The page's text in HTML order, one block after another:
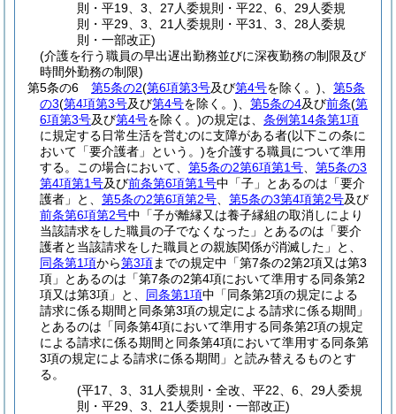
則・平19、3、27人委規則・平22、6、29人委規
則・平29、3、21人委規則・平31、3、28人委規
則・一部改正)
(介護を行う職員の早出遅出勤務並びに深夜勤務の制限及び
時間外勤務の制限)
第5条の6
第5条の2(第6項第3号及び第4号を除く。)
第5条
の3(第4項第3号及び第4号を除く。) 第5条の4及び前条(第
6項第3号及び第4号を除く。)の規定は、 条例第14条第1項
に規定する日常生活を営むのに支障がある者(以下この条に
おいて「要介護者」という。)を介護する職員について準用
する。
この場合において、 第5条の2第6項第1号
第5条の3
第4項第1号及び前条第6項第1号中「子」とあるのは「要介
護者」と、 第5条の2第6項第2号 第5条の3第4項第2号及び
前条第6項第2号中「子が離縁又は養子縁組の取消しにより
当該請求をした職員の子でなくなった」とあるのは「要介
護者と当該請求をした職員との親族関係が消滅した」と、
同条第1項から第3項までの規定中「第7条の2第2項又は第3
項」とあるのは「第7条の2第4項において準用する同条第2
項又は第3項」と、 同条第1項中「同条第2項の規定による
請求に係る期間と同条第3項の規定による請求に係る期間」
とあるのは「同条第4項において準用する同条第2項の規定
による請求に係る期間と同条第4項において準用する同条第
3項の規定による請求に係る期間」と読み替えるものとす
る。
(平17、3、31人委規則・全改、平22、6、29人委規
則・平29、3、21人委規則・一部改正)